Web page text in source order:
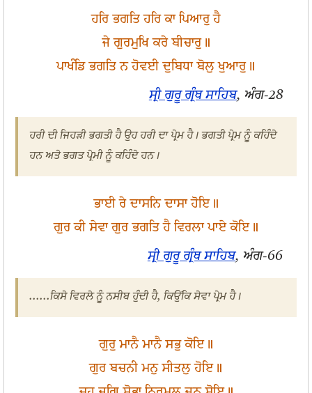
ਹਰਿ ਭਗਤਿ ਹਰਿ ਕਾ ਪਿਆਰੁ ਹੈ
ਜੇ ਗੁਰਮੁਖਿ ਕਰੇ ਬੀਚਾਰੁ॥
ਪਾਖੰਡਿ ਭਗਤਿ ਨ ਹੋਵਈ ਦੁਬਿਧਾ ਬੋਲੁ ਖੁਆਰੁ॥
ਸ੍ਰੀ ਗੁਰੂ ਗ੍ਰੰਥ ਸਾਹਿਬ, ਅੰਗ-28
ਹਰੀ ਦੀ ਜਿਹੜੀ ਭਗਤੀ ਹੈ ਉਹ ਹਰੀ ਦਾ ਪ੍ਰੇਮ ਹੈ। ਭਗਤੀ ਪ੍ਰੇਮ ਨੂੰ ਕਹਿੰਦੇ
ਹਨ ਅਤੇ ਭਗਤ ਪ੍ਰੇਮੀ ਨੂੰ ਕਹਿੰਦੇ ਹਨ।
ਭਾਈ ਰੇ ਦਾਸਨਿ ਦਾਸਾ ਹੋਇ॥
ਗੁਰ ਕੀ ਸੇਵਾ ਗੁਰ ਭਗਤਿ ਹੈ ਵਿਰਲਾ ਪਾਏ ਕੋਇ॥
ਸ੍ਰੀ ਗੁਰੂ ਗ੍ਰੰਥ ਸਾਹਿਬ, ਅੰਗ-66
......ਕਿਸੇ ਵਿਰਲੇ ਨੂੰ ਨਸੀਬ ਹੁੰਦੀ ਹੈ, ਕਿਉਂਕਿ ਸੇਵਾ ਪ੍ਰੇਮ ਹੈ।
ਗੁਰੁ ਮਾਨੈ ਮਾਨੈ ਸਭੁ ਕੋਇ॥
ਗੁਰ ਬਚਨੀ ਮਨੁ ਸੀਤਲੁ ਹੋਇ॥